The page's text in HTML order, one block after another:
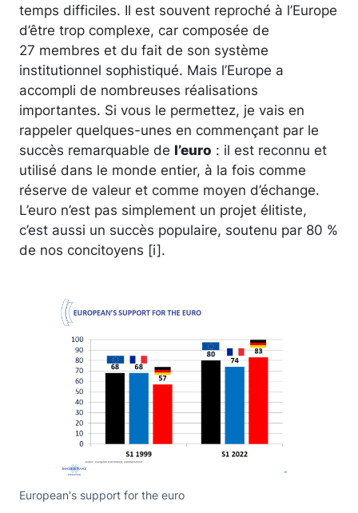
temps difficiles. Il est souvent reproché à l’Europe
d’être trop complexe, car composée de
27 membres et du fait de son système
institutionnel sophistiqué. Mais l’Europe a
accompli de nombreuses réalisations
importantes. Si vous le permettez, je vais en
rappeler quelques-unes en commençant par le
succès remarquable de l’euro : il est reconnu et
utilisé dans le monde entier, à la fois comme
réserve de valeur et comme moyen d’échange.
L’euro n’est pas simplement un projet élitiste,
c’est aussi un succès populaire, soutenu par 80 %
de nos concitoyens [i].
European's support for the euro